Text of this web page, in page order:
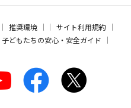
推奨環境
サイト利用規約
子どもたちの安心・安全ガイド